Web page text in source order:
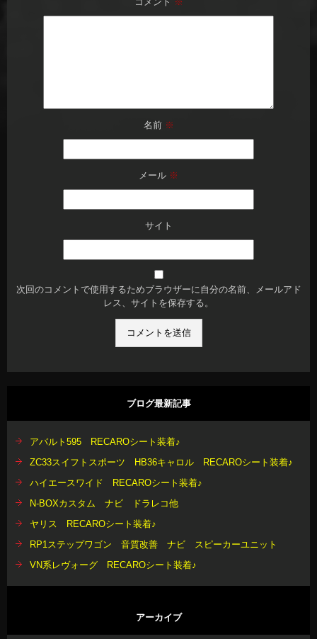
名前 ※
メール ※
サイト
次回のコメントで使用するためブラウザーに自分の名前、メールアド
レス、サイトを保存する。
ブログ最新記事
アバルト595 RECAROシート装着♪
ZC33スイフトスポーツ HB36キャロル RECAROシート装着♪
ハイエースワイド RECAROシート装着♪
N-BOXカスタム ナビ ドラレコ他
ヤリス RECAROシート装着♪
RP1ステップワゴン 音質改善 ナビ スピーカーユニット
VN系レヴォーグ RECAROシート装着♪
アーカイブ